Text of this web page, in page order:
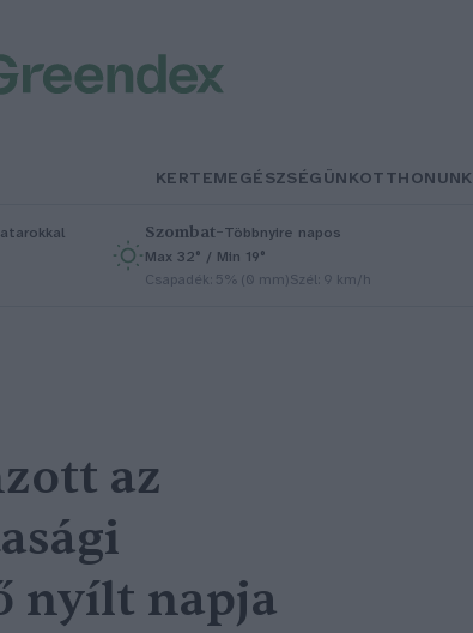
KERTEMEGÉSZSÉGÜNKOTTHONUNK
Szombat–Többnyire napos
Max 32° / Min 19°
Csapadék: 5% (0 mm)Szél: 9 km/h
az
nyílt napja